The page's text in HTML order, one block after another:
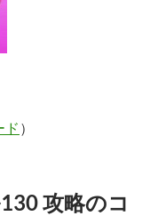
ド ）
攻略のコ